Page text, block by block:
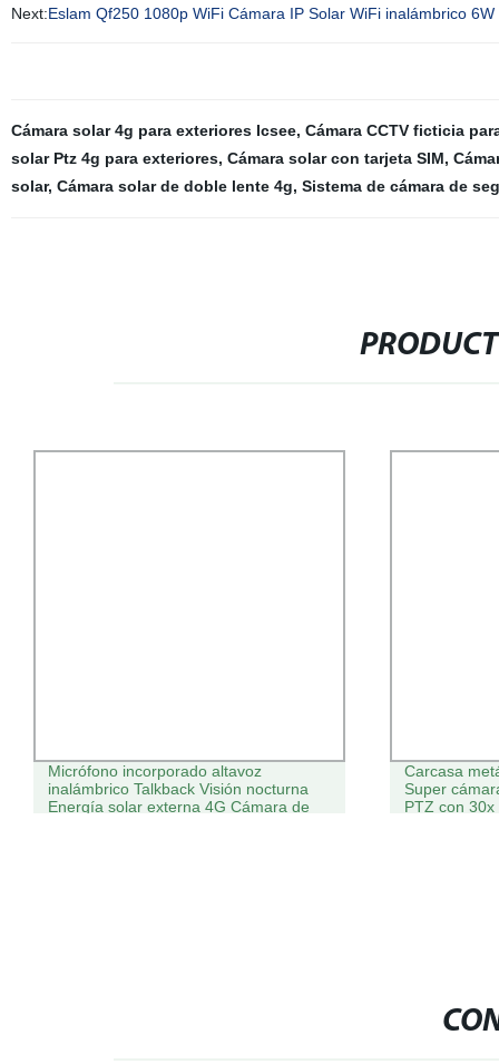
Next:Eslam Qf250 1080p WiFi Cámara IP Solar WiFi inalámbrico
Cámara solar 4g para exteriores Icsee, Cámara CCTV ficticia
solar Ptz 4g para exteriores, Cámara solar con tarjeta SIM,
solar, Cámara solar de doble lente 4g, Sistema de cámara de
Micrófono incorporado altavoz
inalámbrico Talkback Visión nocturna
Energía solar externa 4G Cámara de
Carcasa
Super
PTZ con 30x